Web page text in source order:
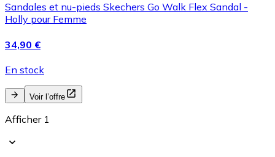
Sandales et nu-pieds Skechers Go Walk Flex Sandal -
Holly pour Femme
34,90 €
En stock
Voir l’offre
Afficher 1